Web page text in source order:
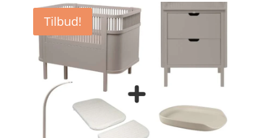
var:
18.338,00 kr..
er:
14.499,00 kr..
Tilbud!